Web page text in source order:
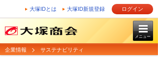
大塚IDとは 大塚ID新規登録 ログイン
メニュー
企業情報 サステナビリティ